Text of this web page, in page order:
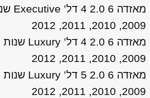
2009, 2010, 2011, 2012
2009, 2010, 2011, 2012
2009, 2010, 2011, 2012